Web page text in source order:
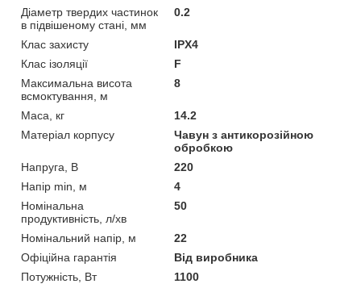
Діаметр твердих частинок
в підвішеному стані, мм
0.2
Клас захисту
IPX4
Клас ізоляції
F
Максимальна висота
всмоктування, м
8
Маса, кг
14.2
Матеріал корпусу
Чавун з антикорозійною
обробкою
Напруга, В
220
Напір min, м
4
Номінальна
продуктивність, л/хв
50
Номінальний напір, м
22
Офіційна гарантія
Від виробника
Потужність, Вт
1100